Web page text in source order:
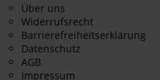
Über uns
Widerrufsrecht
Barrierefreiheitserklärung
Datenschutz
AGB
Impressum